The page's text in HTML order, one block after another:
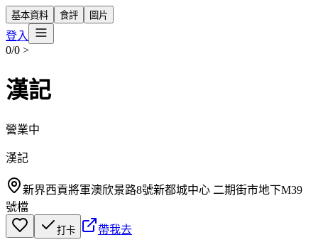
基本資料 食評 圖片
登入
0/0 >
漢記
營業中
漢記
新界西貢將軍澳欣景路8號新都城中心 二期街市地下M39
號檔
打卡 帶我去